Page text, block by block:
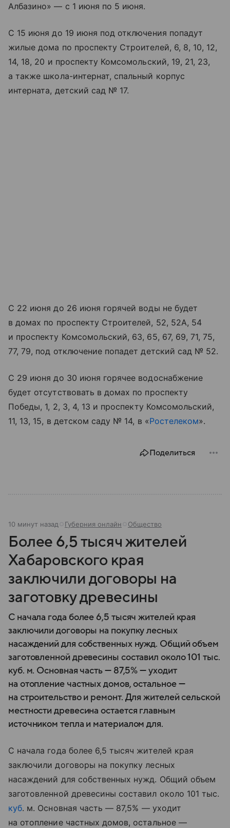
Албазино» — с 1 июня по 5 июня.
С 15 июня до 19 июня под отключения попадут
жилые дома по проспекту Строителей, 6, 8, 10, 12,
14, 18, 20 и проспекту Комсомольский, 19, 21, 23,
а также школа-интернат, спальный корпус
интерната, детский сад № 17.
С 22 июня до 26 июня горячей воды не будет
в домах по проспекту Строителей, 52, 52А, 54
и проспекту Комсомольский, 63, 65, 67, 69, 71, 75,
77, 79, под отключение попадет детский сад № 52.
С 29 июня до 30 июня горячее водоснабжение
будет отсутствовать в домах по проспекту
Победы, 1, 2, 3, 4, 13 и проспекту Комсомольский,
11, 13, 15, в детском саду № 14, в «Ростелеком».
Поделиться
10 минут назад Губерния онлайн Общество
Более 6,5 тысяч жителей
Хабаровского края
заключили договоры на
заготовку древесины
С начала года более 6,5 тысяч жителей края
заключили договоры на покупку лесных
насаждений для собственных нужд. Общий объем
заготовленной древесины составил около 101 тыс.
куб. м. Основная часть — 87,5% — уходит
на отопление частных домов, остальное —
на строительство и ремонт. Для жителей сельской
местности древесина остается главным
источником тепла и материалом для.
С начала года более 6,5 тысяч жителей края
заключили договоры на покупку лесных
насаждений для собственных нужд. Общий объем
заготовленной древесины составил около 101 тыс.
куб. м. Основная часть — 87,5% — уходит
на отопление частных домов, остальное —